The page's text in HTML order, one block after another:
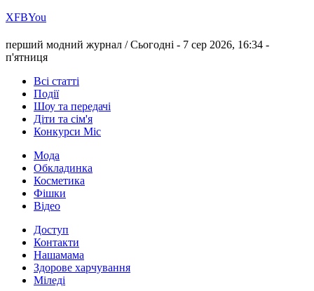
ХFBYou
перший модний журнал /Сьогодні - 7 сер 2026, 16:34 -
п'ятниця
Всі статті
Події
Шоу та передачі
Діти та сім'я
Конкурси Міс
Мода
Обкладинка
Косметика
Фішки
Відео
Доступ
Контакти
Нашамама
Здорове харчування
Міледі